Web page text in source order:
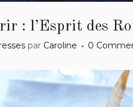
: l’Esprit des
par Caroline 0